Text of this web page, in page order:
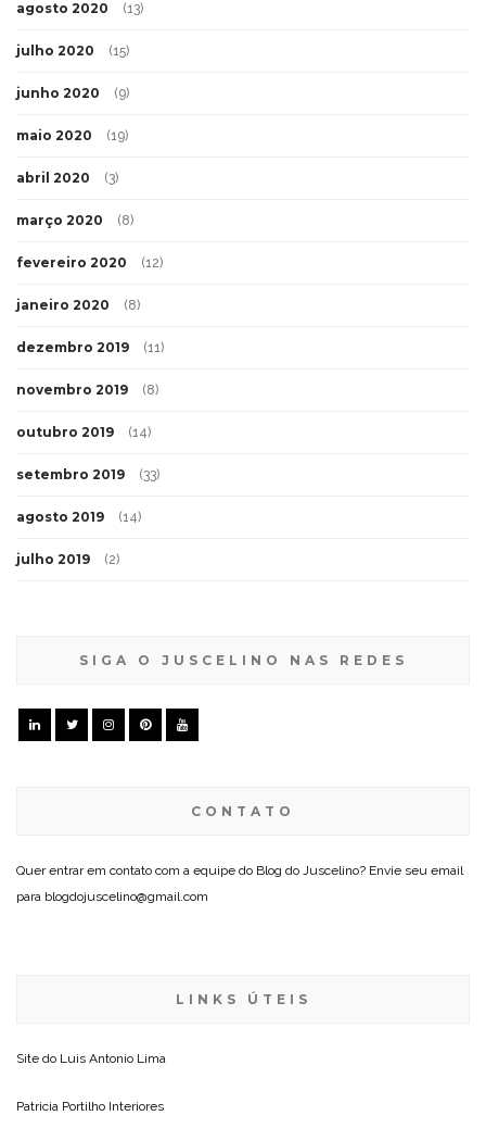
agosto 2020 (13)
julho 2020 (15)
junho 2020 (9)
maio 2020 (19)
abril 2020 (3)
março 2020 (8)
fevereiro 2020 (12)
janeiro 2020 (8)
dezembro 2019 (11)
novembro 2019 (8)
outubro 2019 (14)
setembro 2019 (33)
agosto 2019 (14)
julho 2019 (2)
SIGA O JUSCELINO NAS REDES
CONTATO
Quer entrar em contato com a equipe do Blog do Juscelino? Envie seu email
para blogdojuscelino@gmail.com
LINKS ÚTEIS
Site do Luis Antonio Lima
Patricia Portilho Interiores